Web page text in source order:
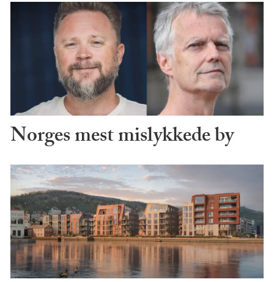
Norges mest mislykkede by